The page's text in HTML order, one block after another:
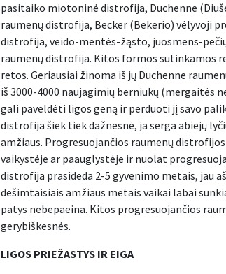
pasitaiko miotoninė distrofija, Duchenne
raumenų distrofija, Becker (Bekerio) vėlyvoji
distrofija, veido-mentės-žąsto, juosmens-
raumenų distrofija. Kitos formos sutinkamos
retos. Geriausiai žinoma iš jų Duchenne
iš 3000-4000 naujagimių berniukų (mergaitės
gali paveldėti ligos geną ir perduoti jį savo
distrofija šiek tiek dažnesnė, ja serga abiejų
amžiaus. Progresuojančios raumenų
vaikystėje ar paauglystėje ir nuolat
distrofija prasideda 2-5 gyvenimo metais, jau
dešimtaisiais amžiaus metais vaikai labai
patys nebepaeina. Kitos progresuojančios
gerybiškesnės.
LIGOS PRIEŽASTYS IR EIGA